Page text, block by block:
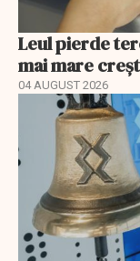
Leul pierde
mai mare
04 AUGUST 2026